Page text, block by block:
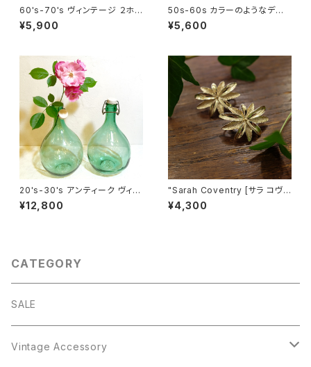
60's-70's ヴィンテージ ２ホ
ール穴あけパンチ made in Cz
echoslovakia [OV-1]
¥5,900
50s-60s カラーのようなデザ
インのヴィンテージブローチ [B
V-373]
¥5,600
20's-30's アンティーク ヴィン
テージ 大きな陶器栓付きワイン
ボトル(３L）from フランス [GV-
¥12,800
"Sarah Coventry [サラ コヴェ
ントリー]" 1966年『TROPIC
S』コレクション ヴィンテージイ
¥4,300
CATEGORY
SALE
Vintage Accessory